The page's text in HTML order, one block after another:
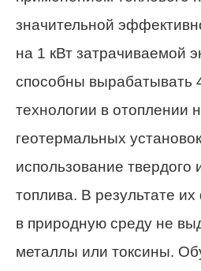
значительной
на 1 кВт затрачиваемой
способны вырабатывать
технологии в отоплении
геотермальных
использование твердого
топлива. В результате
в природную среду не
металлы или токсины.